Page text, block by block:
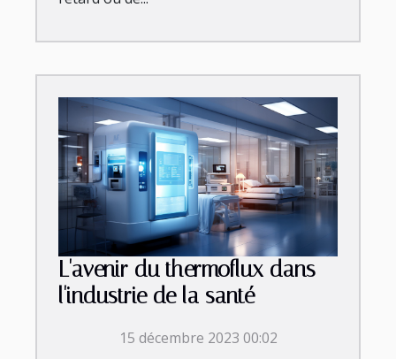
L'avenir du thermoflux dans
l'industrie de la santé
15 décembre 2023 00:02